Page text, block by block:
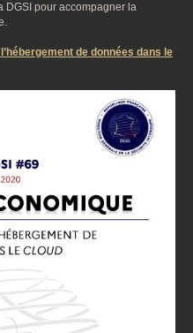
DGSI pour accompagner la
de données dans le